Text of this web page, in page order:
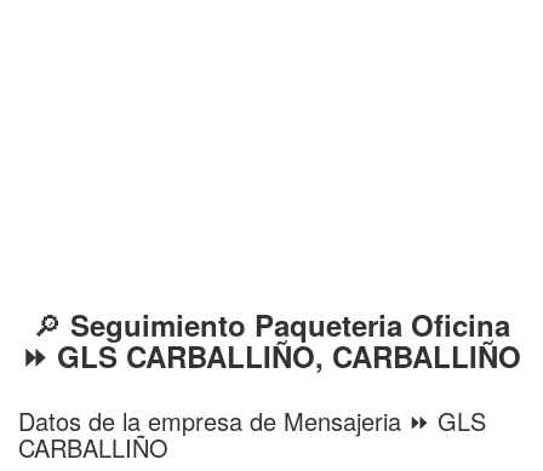
🔎 Seguimiento Paqueteria Oficina
⏩ GLS CARBALLIÑO, CARBALLIÑO
Datos de la empresa de Mensajeria ⏩ GLS
CARBALLIÑO